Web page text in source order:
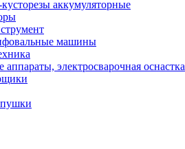
аккумуляторные
машины
электросварочная оснастка